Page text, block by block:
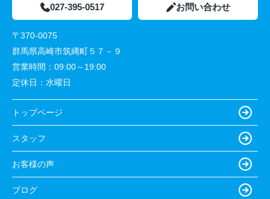
027-395-0517 お問い合わせ
〒370-0075
群馬県高崎市筑縄町５７－９
営業時間： 09:00～19:00
定休日： 水曜日
トップページ
スタッフ
お客様の声
ブログ